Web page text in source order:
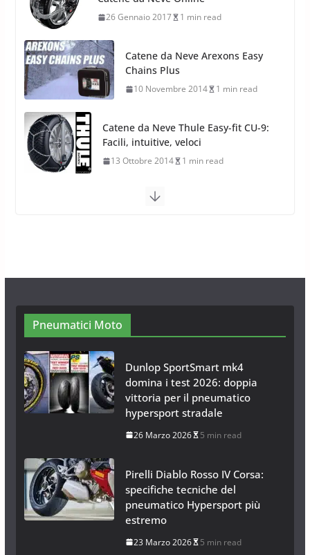
17 Febbraio 2022
10 Novembre 2014 1 min read
Catene da Neve Thule Easy-fit CU-9:
Facili, intuitive, veloci
13 Ottobre 2014 1 min read
Calze da Neve Arexocks by
Arexons
26 Ottobre 2013 1 min read
Calze da Neve per Auto 2025:
26 Gennaio 2017
Pneumatici Moto
Dunlop SportSmart mk4
domina i test 2026: doppia
vittoria per il pneumatico
hypersport stradale
26 Marzo 2026 5 min read
Pirelli Diablo Rosso IV Corsa:
specifiche tecniche del
pneumatico Hypersport più
estremo
23 Marzo 2026 5 min read